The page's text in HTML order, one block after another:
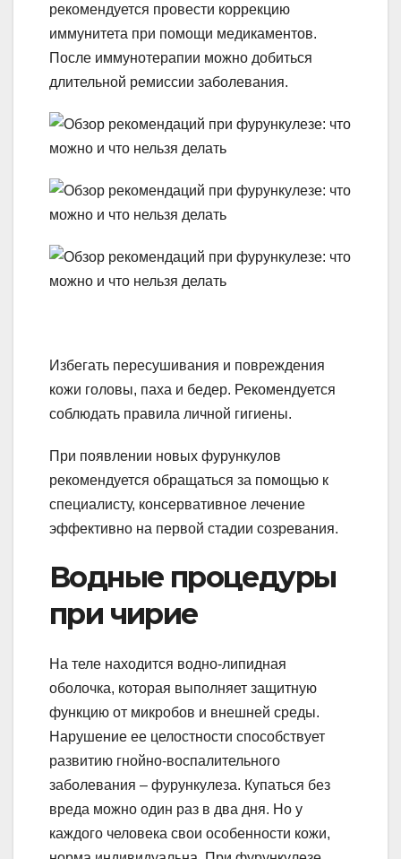
рекомендуется провести коррекцию
иммунитета при помощи медикаментов.
После иммунотерапии можно добиться
длительной ремиссии заболевания.
Избегать пересушивания и повреждения
кожи головы, паха и бедер. Рекомендуется
соблюдать правила личной гигиены.
При появлении новых фурункулов
рекомендуется обращаться за помощью к
специалисту, консервативное лечение
эффективно на первой стадии созревания.
Водные процедуры
при чирие
На теле находится водно-липидная
оболочка, которая выполняет защитную
функцию от микробов и внешней среды.
Нарушение ее целостности способствует
развитию гнойно-воспалительного
заболевания – фурункулеза. Купаться без
вреда можно один раз в два дня. Но у
каждого человека свои особенности кожи,